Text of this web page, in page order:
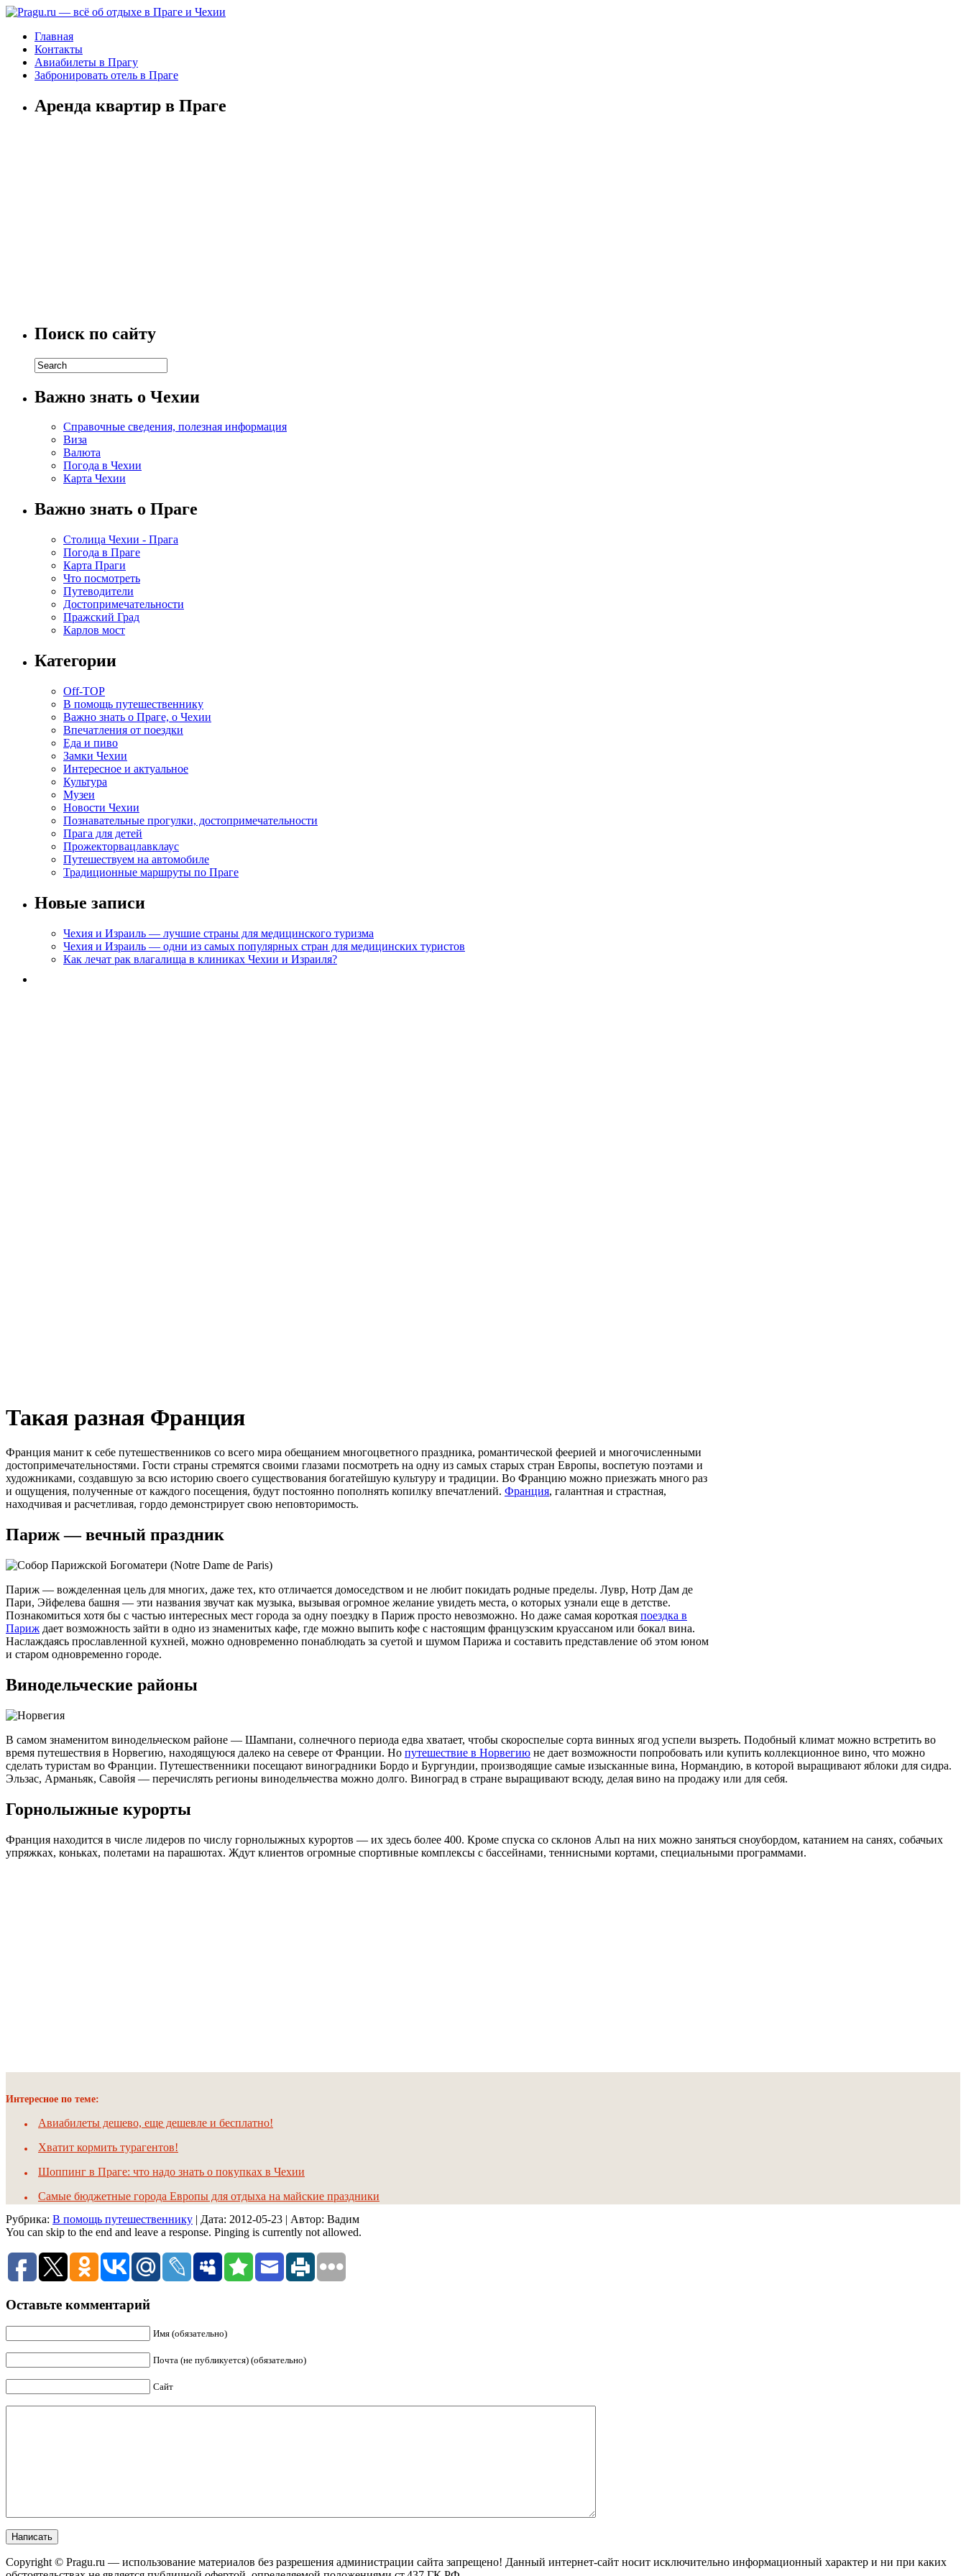
Главная
Контакты
Авиабилеты в Прагу
Забронировать отель в Праге
Аренда квартир в Праге
Поиск по сайту
Важно знать о Чехии
Справочные сведения, полезная информация
Виза
Валюта
Погода в Чехии
Карта Чехии
Важно знать о Праге
Столица Чехии - Прага
Погода в Праге
Карта Праги
Что посмотреть
Путеводители
Достопримечательности
Пражский Град
Карлов мост
Категории
Off-TOP
В помощь путешественнику
Важно знать о Праге, о Чехии
Впечатления от поездки
Еда и пиво
Замки Чехии
Интересное и актуальное
Культура
Музеи
Новости Чехии
Познавательные прогулки, достопримечательности
Прага для детей
Прожекторвацлавклаус
Путешествуем на автомобиле
Традиционные маршруты по Праге
Новые записи
Чехия и Израиль — лучшие страны для медицинского туризма
Чехия и Израиль — одни из самых популярных стран для медицинских туристов
Как лечат рак влагалища в клиниках Чехии и Израиля?
Такая разная Франция
Франция манит к себе путешественников со всего мира обещанием многоцветного праздника, романтической феерией и многочисленными
достопримечательностями. Гости страны стремятся своими глазами посмотреть на одну из самых старых стран Европы, воспетую поэтами и
художниками, создавшую за всю историю своего существования богатейшую культуру и традиции. Во Францию можно приезжать много раз
и ощущения, полученные от каждого посещения, будут постоянно пополнять копилку впечатлений. Франция, галантная и страстная,
находчивая и расчетливая, гордо демонстрирует свою неповторимость.
Париж — вечный праздник
Париж — вожделенная цель для многих, даже тех, кто отличается домоседством и не любит покидать родные пределы. Лувр, Нотр Дам де
Пари, Эйфелева башня — эти названия звучат как музыка, вызывая огромное желание увидеть места, о которых узнали еще в детстве.
Познакомиться хотя бы с частью интересных мест города за одну поездку в Париж просто невозможно. Но даже самая короткая поездка в
Париж дает возможность зайти в одно из знаменитых кафе, где можно выпить кофе с настоящим французским круассаном или бокал вина.
Наслаждаясь прославленной кухней, можно одновременно понаблюдать за суетой и шумом Парижа и составить представление об этом юном
и старом одновременно городе.
Винодельческие районы
В самом знаменитом винодельческом районе — Шампани, солнечного периода едва хватает, чтобы скороспелые сорта винных ягод успели вызреть. Подобный климат можно встретить во
время путешествия в Норвегию, находящуюся далеко на севере от Франции. Но путешествие в Норвегию не дает возможности попробовать или купить коллекционное вино, что можно
сделать туристам во Франции. Путешественники посещают виноградники Бордо и Бургундии, производящие самые изысканные вина, Нормандию, в которой выращивают яблоки для сидра.
Эльзас, Арманьяк, Савойя — перечислять регионы винодельчества можно долго. Виноград в стране выращивают всюду, делая вино на продажу или для себя.
Горнолыжные курорты
Франция находится в числе лидеров по числу горнолыжных курортов — их здесь более 400. Кроме спуска со склонов Альп на них можно заняться сноубордом, катанием на санях, собачьих
упряжках, коньках, полетами на парашютах. Ждут клиентов огромные спортивные комплексы с бассейнами, теннисными кортами, специальными программами.
Интересное по теме:
Авиабилеты дешево, еще дешевле и бесплатно!
Хватит кормить турагентов!
Шоппинг в Праге: что надо знать о покупках в Чехии
Самые бюджетные города Европы для отдыха на майские праздники
Рубрика: В помощь путешественнику | Дата: 2012-05-23 | Автор: Вадим
You can skip to the end and leave a response. Pinging is currently not allowed.
Оставьте комментарий
Имя (обязательно)
Почта (не публикуется) (обязательно)
Сайт
Copyright © Pragu.ru — использование материалов без разрешения администрации сайта запрещено! Данный интернет-сайт носит исключительно информационный характер и ни при каких